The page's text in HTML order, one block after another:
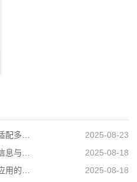
2025-08-23
2025-08-18
2025-08-18